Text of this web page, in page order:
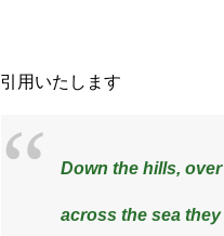
引用いたします
Down the hills,
across the sea